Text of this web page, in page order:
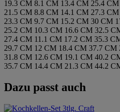
19.3 CM 8.1 CM 13.4 CM 25.4 CM
21.5 CM 8.8 CM 14.1 CM 27.3 CM
23.3 CM 9.7 CM 15.2 CM 30 CM
25.2 CM 10.3 CM 16.6 CM 32.5
27.4 CM 11.1 CM 17.2 CM 35.3
29.7 CM 12 CM 18.4 CM 37.7 CM
31.8 CM 12.6 CM 19.1 CM 40.2
35.7 CM 14.4 CM 21.3 CM 44.2
Dazu passt auch